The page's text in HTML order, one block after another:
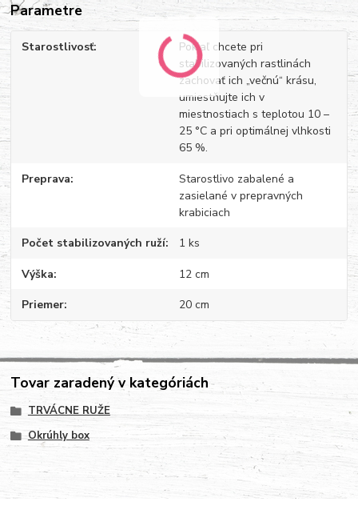
Parametre
Starostlivosť
Pokiaľ chcete pri
stabilizovaných rastlinách
zachovať ich „večnú“ krásu,
umiestňujte ich v
miestnostiach s teplotou 10 –
25 °C a pri optimálnej vlhkosti
65 %.
Preprava
Starostlivo zabalené a
zasielané v prepravných
krabiciach
Počet stabilizovaných ruží 1 ks
Výška 12 cm
Priemer 20 cm
Tovar zaradený v kategóriách
TRVÁCNE RUŽE
Okrúhly box